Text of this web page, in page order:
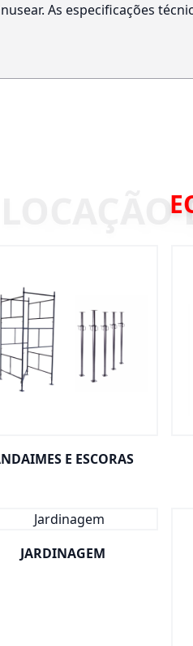
As especificações
E ESCORAS
JARDINAGEM